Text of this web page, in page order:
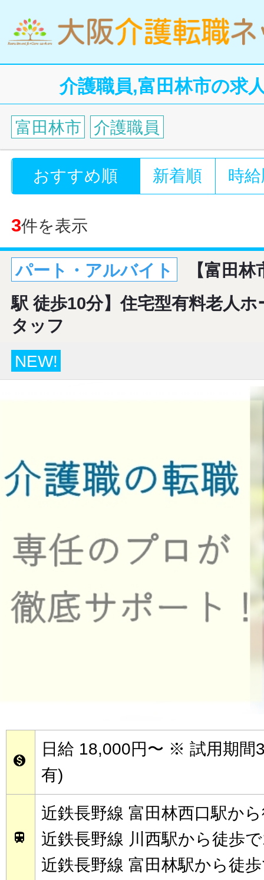
介護職員,富田林市の求
富田林市 介護職員
おすすめ順 新着順 時
3件を表示
パート・アルバイト
【富田
駅 徒歩10分】住宅型有料老人
タッフ
NEW!

日給 18,000円〜 ※ 試用期間
有)

近鉄長野線 富田林西口駅か
近鉄長野線 川西駅から徒歩
近鉄長野線 富田林駅から徒